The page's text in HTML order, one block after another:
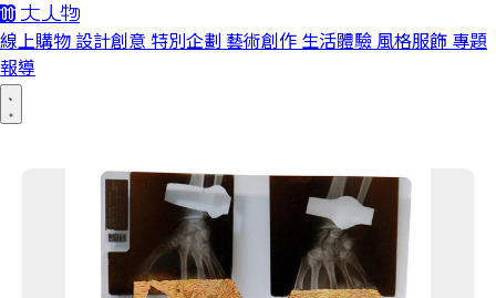
線上購物 設計創意 特別企劃 藝術創作 生活體驗 風格服飾 專題
報導